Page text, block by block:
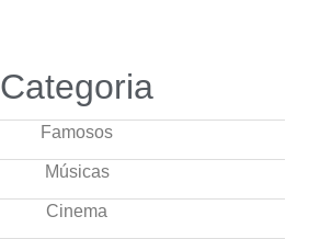
Categoria
Famosos
Músicas
Cinema